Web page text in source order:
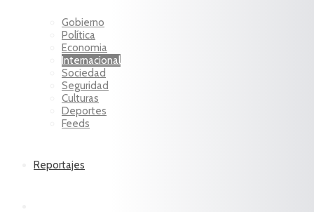
Gobierno
Política
Economia
Internacional
Sociedad
Seguridad
Culturas
Deportes
Feeds
Reportajes